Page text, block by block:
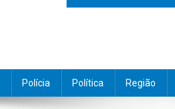
Polícia Política Região